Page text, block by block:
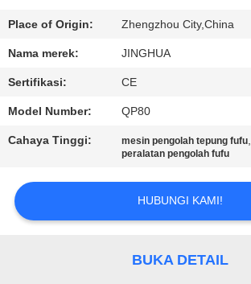
KONTROL
KUALITAS
HUBUNGI
KAMI
BERITA
PENAWARAN
Place of Origin: Zhengzhou City,China
Nama merek: JINGHUA
Sertifikasi: CE
Model Number: QP80
Cahaya Tinggi: mesin pengolah tepung fufu,
peralatan pengolah fufu
HUBUNGI KAMI!
BUKA DETAIL